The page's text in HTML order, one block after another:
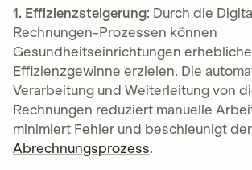
1. Effizienzsteigerung: Durch die
Rechnungen-Prozessen können
Gesundheitseinrichtungen erhebliche
Effizienzgewinne erzielen. Die
Verarbeitung und Weiterleitung von
Rechnungen reduziert manuelle
minimiert Fehler und beschleunigt
Abrechnungsprozess.